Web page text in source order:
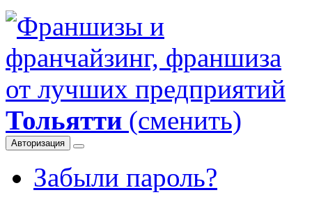
Тольятти (сменить)
Авторизация
Забыли пароль?